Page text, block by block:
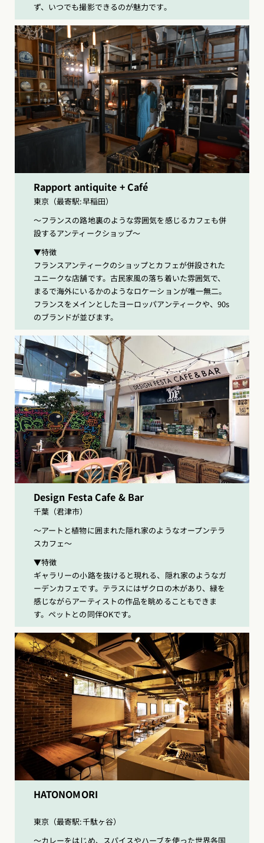
ず、いつでも撮影できるのが魅力です。
Rapport antiquite + Café
東京（最寄駅:早稲田）
〜フランスの路地裏のような雰囲気を感じるカフェも併
設するアンティークショップ〜
▼特徴
フランスアンティークのショップとカフェが併設された
ユニークな店舗です。古民家風の落ち着いた雰囲気で、
まるで海外にいるかのようなロケーションが唯一無二。
フランスをメインとしたヨーロッパアンティークや、90s
のブランドが並びます。
Design Festa Cafe & Bar
千葉（君津市）
〜アートと植物に囲まれた隠れ家のようなオープンテラ
スカフェ〜
▼特徴
ギャラリーの小路を抜けると現れる、隠れ家のようなガ
ーデンカフェです。テラスにはザクロの木があり、緑を
感じながらアーティストの作品を眺めることもできま
す。ペットとの同伴OKです。
HATONOMORI
東京（最寄駅:千駄ヶ谷）
〜カレーをはじめ、スパイスやハーブを使った世界各国